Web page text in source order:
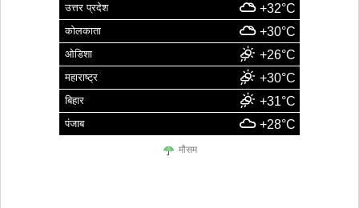
उत्तर प्रदेश +32°C
कोलकाता +30°C
ओडिशा +26°C
महाराष्ट्र +30°C
बिहार +31°C
पंजाब +28°C
मौसम